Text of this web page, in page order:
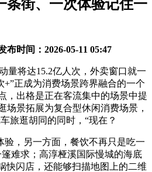
条街、一次体验记住一
布时间： 2026-05-11 05:47
将达15.2亿人次，外卖窗口就一
+”正成为消费场景跨界融合的一个
，出格是正在客流集中的场景中提
场景拓展为复合型休闲消费场景，
旅逛胡同的同时，“现在？
，另一方面，餐饮不再只是吃一
难求；高淳桠溪国际慢城的海底
快闪店，还能够扫描地图上的二维